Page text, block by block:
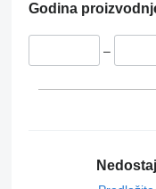
Godina
–